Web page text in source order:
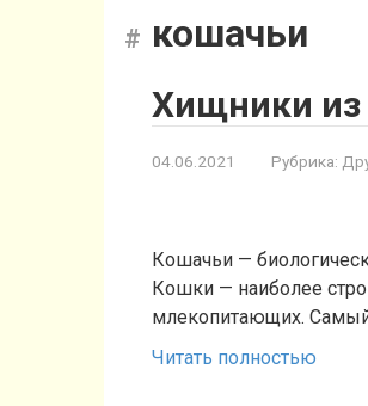
кошачьи
Хищники из
04.06.2021 Рубрика:
Кошачьи —
Кошки — наиболее
млекопитающих.
Читать полностью